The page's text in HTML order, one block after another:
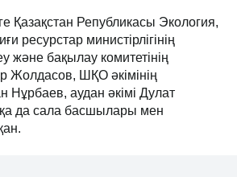
Қазақстан Републикасы Экология,
ресурстар министірлігінің
және бақылау комитетінің
Жолдасов, ШҚО әкімінің
аудан әкімі Дулат
да сала басшылары мен